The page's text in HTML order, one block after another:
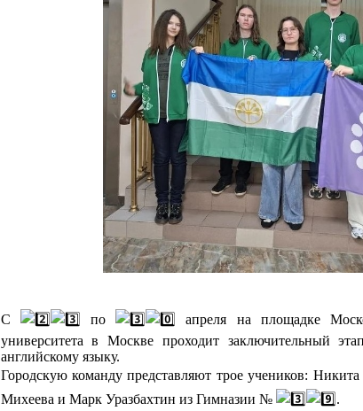
С по
апреля на площадке
университета в Москве проходит заключительный
английскому языку.
Городскую команду представляют трое учеников:
Михеева и Марк Уразбахтин из Гимназии №
.